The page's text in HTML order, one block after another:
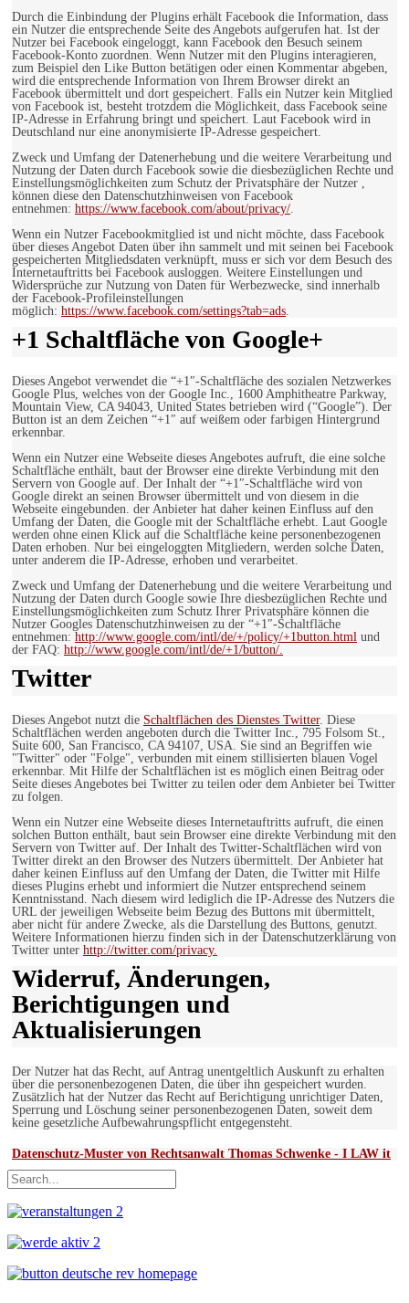
Durch die Einbindung der Plugins erhält Facebook die Information, dass
ein Nutzer die entsprechende Seite des Angebots aufgerufen hat. Ist der
Nutzer bei Facebook eingeloggt, kann Facebook den Besuch seinem
Facebook-Konto zuordnen. Wenn Nutzer mit den Plugins interagieren,
zum Beispiel den Like Button betätigen oder einen Kommentar abgeben,
wird die entsprechende Information von Ihrem Browser direkt an
Facebook übermittelt und dort gespeichert. Falls ein Nutzer kein Mitglied
von Facebook ist, besteht trotzdem die Möglichkeit, dass Facebook seine
IP-Adresse in Erfahrung bringt und speichert. Laut Facebook wird in
Deutschland nur eine anonymisierte IP-Adresse gespeichert.
Zweck und Umfang der Datenerhebung und die weitere Verarbeitung und
Nutzung der Daten durch Facebook sowie die diesbezüglichen Rechte und
Einstellungsmöglichkeiten zum Schutz der Privatsphäre der Nutzer ,
können diese den Datenschutzhinweisen von Facebook
entnehmen: https://www.facebook.com/about/privacy/.
Wenn ein Nutzer Facebookmitglied ist und nicht möchte, dass Facebook
über dieses Angebot Daten über ihn sammelt und mit seinen bei Facebook
gespeicherten Mitgliedsdaten verknüpft, muss er sich vor dem Besuch des
Internetauftritts bei Facebook ausloggen. Weitere Einstellungen und
Widersprüche zur Nutzung von Daten für Werbezwecke, sind innerhalb
der Facebook-Profileinstellungen
möglich: https://www.facebook.com/settings?tab=ads.
+1 Schaltfläche von Google+
Dieses Angebot verwendet die “+1″-Schaltfläche des sozialen Netzwerkes
Google Plus, welches von der Google Inc., 1600 Amphitheatre Parkway,
Mountain View, CA 94043, United States betrieben wird (“Google”). Der
Button ist an dem Zeichen “+1″ auf weißem oder farbigen Hintergrund
erkennbar.
Wenn ein Nutzer eine Webseite dieses Angebotes aufruft, die eine solche
Schaltfläche enthält, baut der Browser eine direkte Verbindung mit den
Servern von Google auf. Der Inhalt der “+1″-Schaltfläche wird von
Google direkt an seinen Browser übermittelt und von diesem in die
Webseite eingebunden. der Anbieter hat daher keinen Einfluss auf den
Umfang der Daten, die Google mit der Schaltfläche erhebt. Laut Google
werden ohne einen Klick auf die Schaltfläche keine personenbezogenen
Daten erhoben. Nur bei eingeloggten Mitgliedern, werden solche Daten,
unter anderem die IP-Adresse, erhoben und verarbeitet.
Zweck und Umfang der Datenerhebung und die weitere Verarbeitung und
Nutzung der Daten durch Google sowie Ihre diesbezüglichen Rechte und
Einstellungsmöglichkeiten zum Schutz Ihrer Privatsphäre können die
Nutzer Googles Datenschutzhinweisen zu der “+1″-Schaltfläche
entnehmen: http://www.google.com/intl/de/+/policy/+1button.html und
der FAQ: http://www.google.com/intl/de/+1/button/.
Twitter
Dieses Angebot nutzt die Schaltflächen des Dienstes Twitter. Diese
Schaltflächen werden angeboten durch die Twitter Inc., 795 Folsom St.,
Suite 600, San Francisco, CA 94107, USA. Sie sind an Begriffen wie
"Twitter" oder "Folge", verbunden mit einem stillisierten blauen Vogel
erkennbar. Mit Hilfe der Schaltflächen ist es möglich einen Beitrag oder
Seite dieses Angebotes bei Twitter zu teilen oder dem Anbieter bei Twitter
zu folgen.
Wenn ein Nutzer eine Webseite dieses Internetauftritts aufruft, die einen
solchen Button enthält, baut sein Browser eine direkte Verbindung mit den
Servern von Twitter auf. Der Inhalt des Twitter-Schaltflächen wird von
Twitter direkt an den Browser des Nutzers übermittelt. Der Anbieter hat
daher keinen Einfluss auf den Umfang der Daten, die Twitter mit Hilfe
dieses Plugins erhebt und informiert die Nutzer entsprechend seinem
Kenntnisstand. Nach diesem wird lediglich die IP-Adresse des Nutzers die
URL der jeweiligen Webseite beim Bezug des Buttons mit übermittelt,
aber nicht für andere Zwecke, als die Darstellung des Buttons, genutzt.
Weitere Informationen hierzu finden sich in der Datenschutzerklärung von
Twitter unter http://twitter.com/privacy.
Widerruf, Änderungen,
Berichtigungen und
Aktualisierungen
Der Nutzer hat das Recht, auf Antrag unentgeltlich Auskunft zu erhalten
über die personenbezogenen Daten, die über ihn gespeichert wurden.
Zusätzlich hat der Nutzer das Recht auf Berichtigung unrichtiger Daten,
Sperrung und Löschung seiner personenbezogenen Daten, soweit dem
keine gesetzliche Aufbewahrungspflicht entgegensteht.
Datenschutz-Muster von Rechtsanwalt Thomas Schwenke - I LAW it